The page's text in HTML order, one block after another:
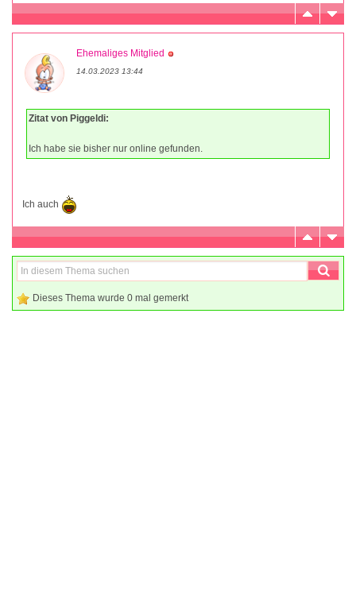
Ehemaliges Mitglied
14.03.2023 13:44
Zitat von Piggeldi:
Ich habe sie bisher nur online gefunden.
Ich auch
Dieses Thema wurde 0 mal gemerkt